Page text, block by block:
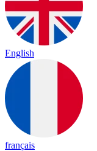
English
français